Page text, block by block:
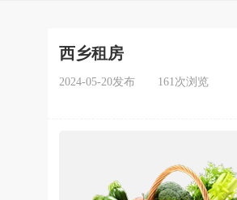
西乡租房
2024-05-20发布 161次浏览